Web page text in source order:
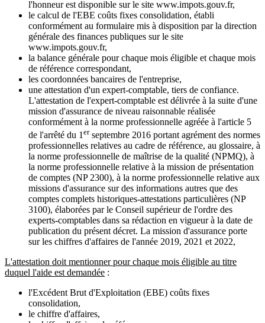
l'honneur est disponible sur le site www.impots.gouv.fr,
le calcul de l'EBE coûts fixes consolidation, établi
conformément au formulaire mis à disposition par la direction
générale des finances publiques sur le site
www.impots.gouv.fr,
la balance générale pour chaque mois éligible et chaque mois
de référence correspondant,
les coordonnées bancaires de l'entreprise,
une attestation d'un expert-comptable, tiers de confiance.
L'attestation de l'expert-comptable est délivrée à la suite d'une
mission d'assurance de niveau raisonnable réalisée
conformément à la norme professionnelle agréée à l'article 5
de l'arrêté du 1 erseptembre 2016 portant agrément des normes
professionnelles relatives au cadre de référence, au glossaire, à
la norme professionnelle de maîtrise de la qualité (NPMQ), à
la norme professionnelle relative à la mission de présentation
de comptes (NP 2300), à la norme professionnelle relative aux
missions d'assurance sur des informations autres que des
comptes complets historiques-attestations particulières (NP
3100), élaborées par le Conseil supérieur de l'ordre des
experts-comptables dans sa rédaction en vigueur à la date de
publication du présent décret. La mission d'assurance porte
sur les chiffres d'affaires de l'année 2019, 2021 et 2022,
L'attestation doit mentionner pour chaque mois éligible au titre
duquel l'aide est demandée :
l'Excédent Brut d'Exploitation (EBE) coûts fixes
consolidation,
le chiffre d'affaires,